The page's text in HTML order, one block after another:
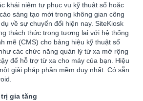
khái niệm tự phục vụ kỹ thuật số hoặc
sáng tạo mới trong không gian công
về sự chuyển đổi hiện nay. SiteKiosk
thách thức trong tương lai với hệ thống
mẽ (CMS) cho bảng hiệu kỹ thuật số
các chức năng quản lý từ xa mở rộng
để hỗ trợ từ xa cho máy của bạn. Hiệu
giải pháp phần mềm duy nhất. Có sẵn
gia tăng